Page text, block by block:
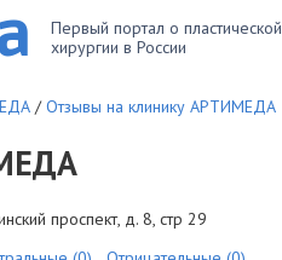
Первый портал о пластической
хирургии в России
/ Отзывы на клинику АРТИМЕДА
проспект, д. 8, стр 29